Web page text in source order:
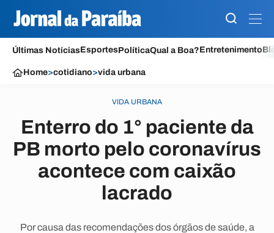
Últimas NotíciasEsportesPolíticaQual a Boa?Entretenimento
Home>cotidiano>vida urbana
VIDA URBANA
Enterro do 1° paciente da
PB morto pelo coronavírus
acontece com caixão
lacrado
Por causa das recomendações dos órgãos de saúde, a